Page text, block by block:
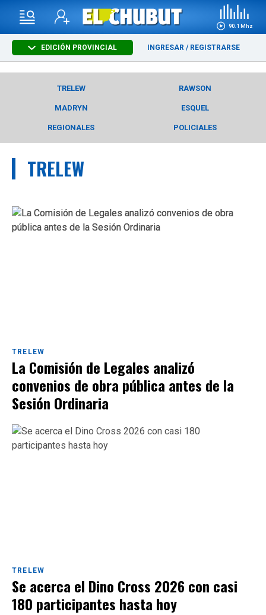
90.1 Mhz
EDICIÓN PROVINCIAL INGRESAR / REGISTRARSE
TRELEW RAWSON
MADRYN ESQUEL
REGIONALES POLICIALES
TRELEW
TRELEW
La Comisión de Legales analizó
convenios de obra pública antes de la
Sesión Ordinaria
TRELEW
Se acerca el Dino Cross 2026 con casi
180 participantes hasta hoy